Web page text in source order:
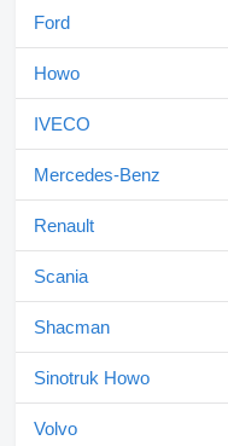
Ford
Howo
IVECO
Mercedes-Benz
Renault
Scania
Shacman
Sinotruk Howo
Volvo